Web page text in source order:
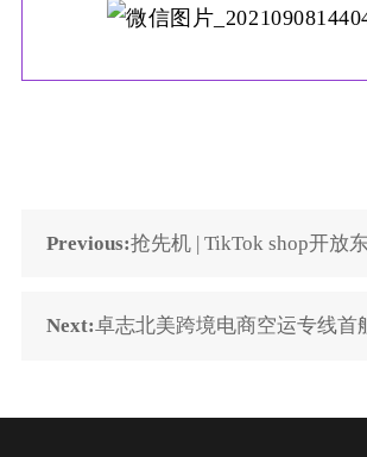
Previous:抢先机 | TikTok shop开放
Next:卓志北美跨境电商空运专线首